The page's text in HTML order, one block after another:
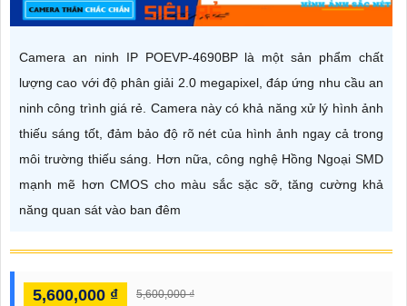
Camera an ninh IP POEVP-4690BP là một sản phẩm chất
lượng cao với độ phân giải 2.0 megapixel, đáp ứng nhu cầu an
ninh công trình giá rẻ. Camera này có khả năng xử lý hình ảnh
thiếu sáng tốt, đảm bảo độ rõ nét của hình ảnh ngay cả trong
môi trường thiếu sáng. Hơn nữa, công nghệ Hồng Ngoại SMD
mạnh mẽ hơn CMOS cho màu sắc sặc sỡ, tăng cường khả
năng quan sát vào ban đêm
5,600,000 ₫ 5,600,000 ₫